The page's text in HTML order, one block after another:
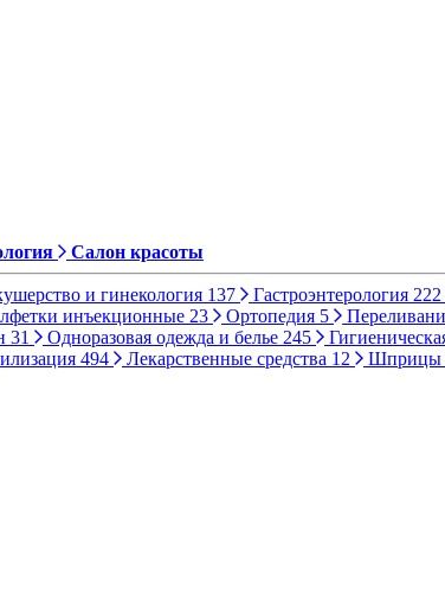
Салон красоты
и гинекология 137 Гастроэнтерология 222
инъекционные 23 Ортопедия 5
31 Одноразовая одежда и белье 245
494 Лекарственные средства 12 Шприцы